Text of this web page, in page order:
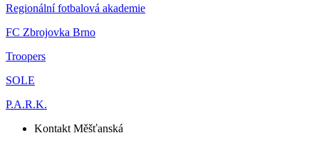
Regionální fotbalová akademie
FC Zbrojovka Brno
Troopers
SOLE
P.A.R.K.
Kontakt Měšťanská